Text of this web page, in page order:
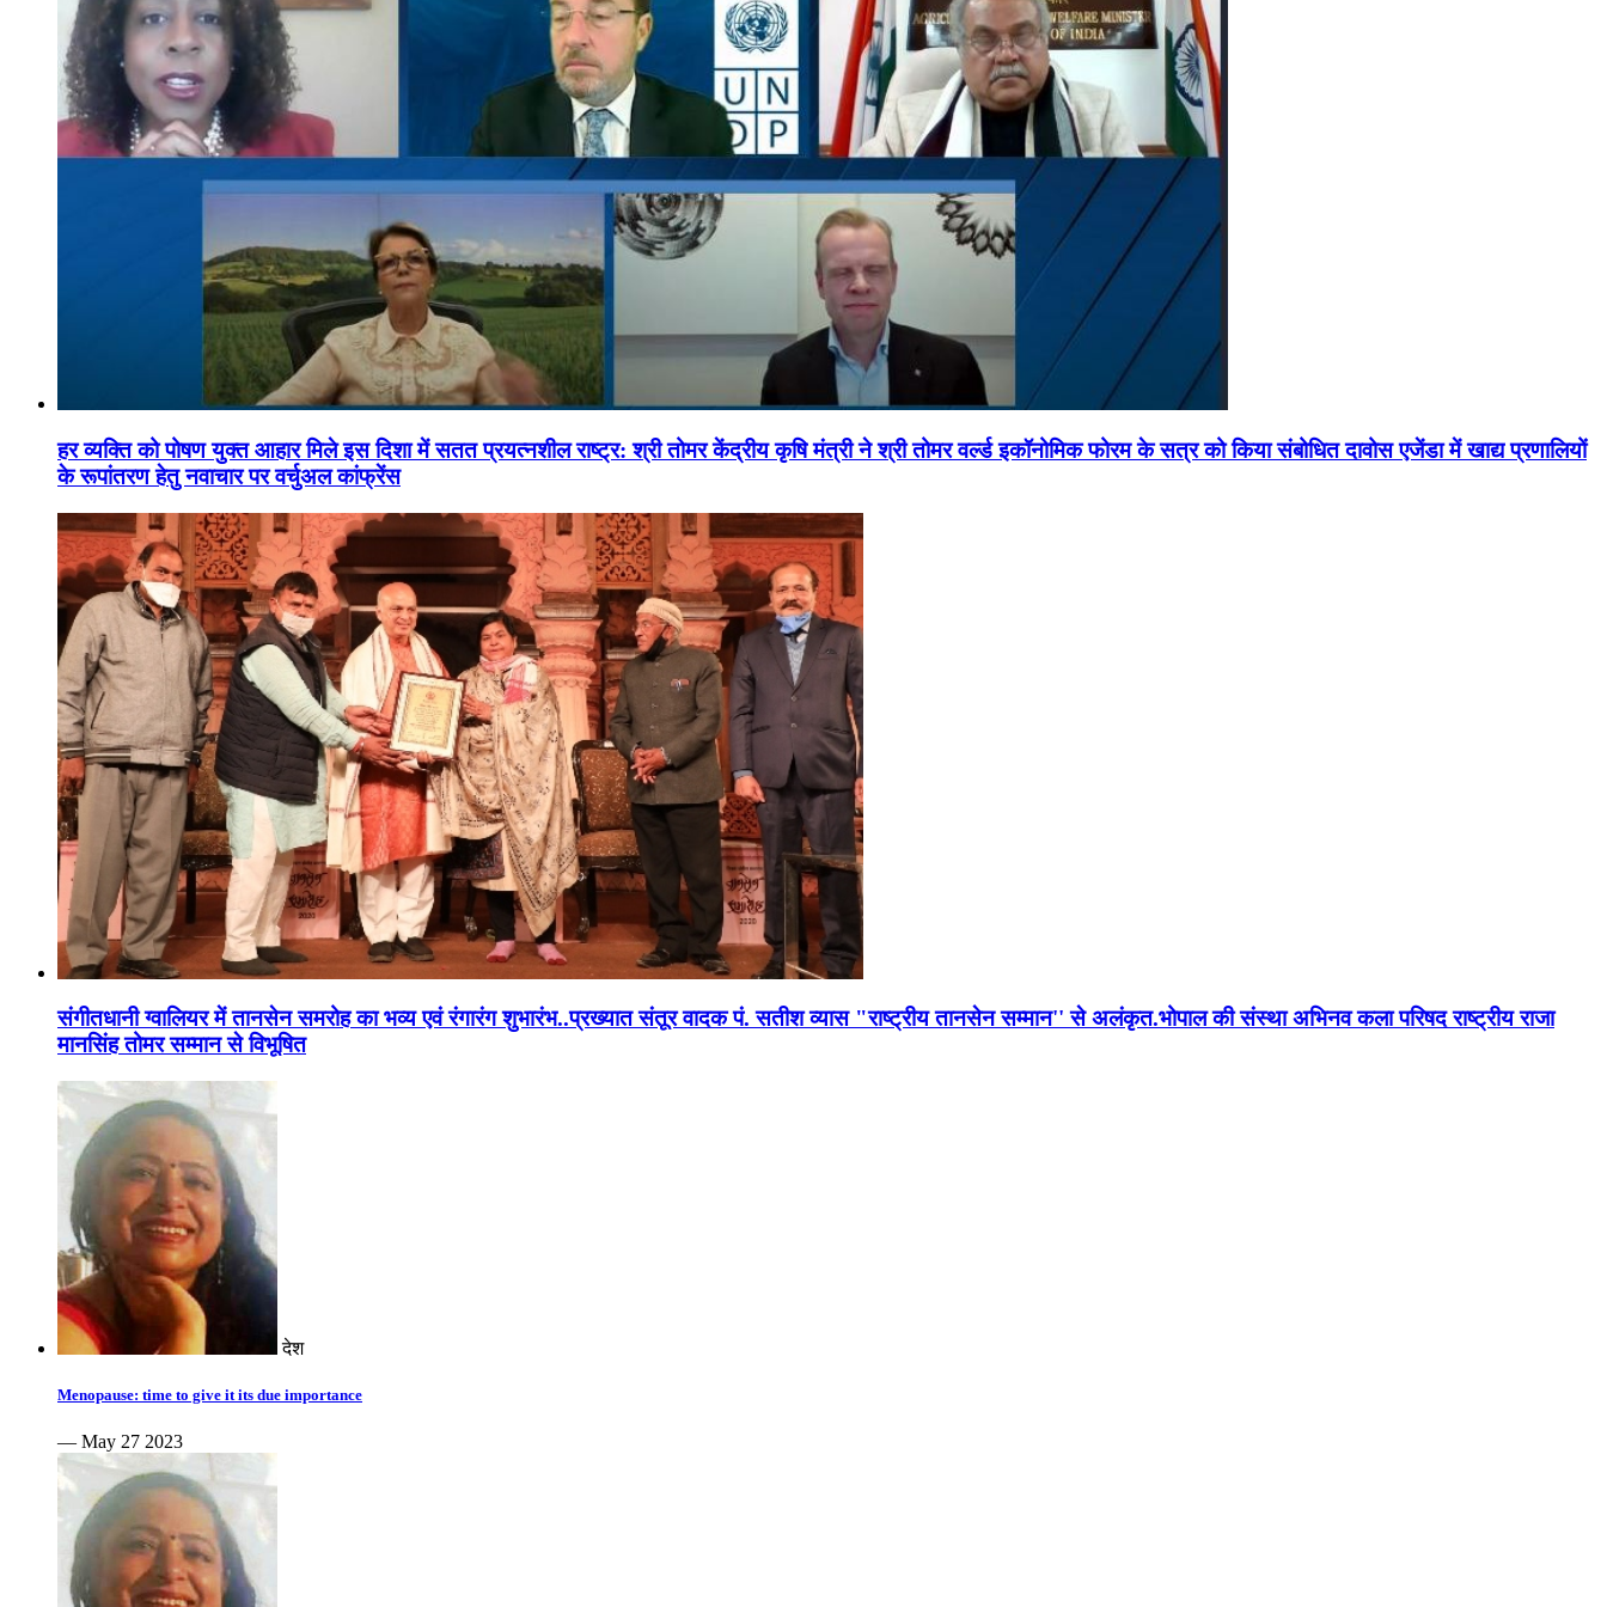
हर व्यक्ति को पोषण युक्त आहार मिले इस दिशा में सतत प्रयत्नशील राष्ट्र: श्री तोमर केंद्रीय कृषि मंत्री ने श्री तोमर वर्ल्ड इकॉनोमिक फोरम के सत्र को किया संबोधित दावोस एजेंडा में खाद्य प्रणालियों
के रूपांतरण हेतु नवाचार पर वर्चुअल कांफ्रेंस
संगीतधानी ग्वालियर में तानसेन समरोह का भव्य एवं रंगारंग शुभारंभ..प्रख्यात संतूर वादक पं. सतीश व्यास "राष्ट्रीय तानसेन सम्मान'' से अलंकृत.भोपाल की संस्था अभिनव कला परिषद राष्ट्रीय राजा
मानसिंह तोमर सम्मान से विभूषित
देश
Menopause: time to give it its due importance
— May 27 2023